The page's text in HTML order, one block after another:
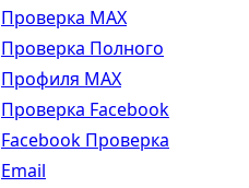
Проверка MAX
Проверка Полного
Профиля MAX
Проверка Facebook
Facebook Проверка
Email